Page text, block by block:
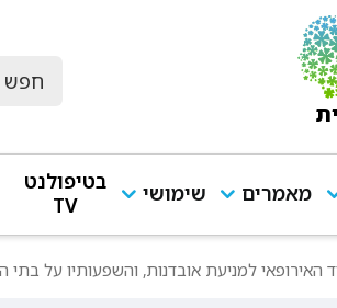
מאמרים שימושי
בטיפולנט
TV
האירופאי למניעת אובדנות, והשפעותיו על